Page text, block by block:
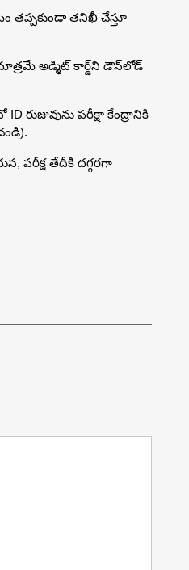
తప్పకుండా తనిఖీ చేస్తూ
అడ్మిట్ కార్డ్‌ని డౌన్‌లోడ్
రుజువును పరీక్షా కేంద్రానికి
పరీక్ష తేదీకి దగ్గరగా